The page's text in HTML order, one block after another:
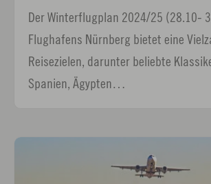
Der Winterflugplan 2024/25 (28.10-
Flughafens Nürnberg bietet eine
Reisezielen, darunter beliebte
Spanien, Ägypten…